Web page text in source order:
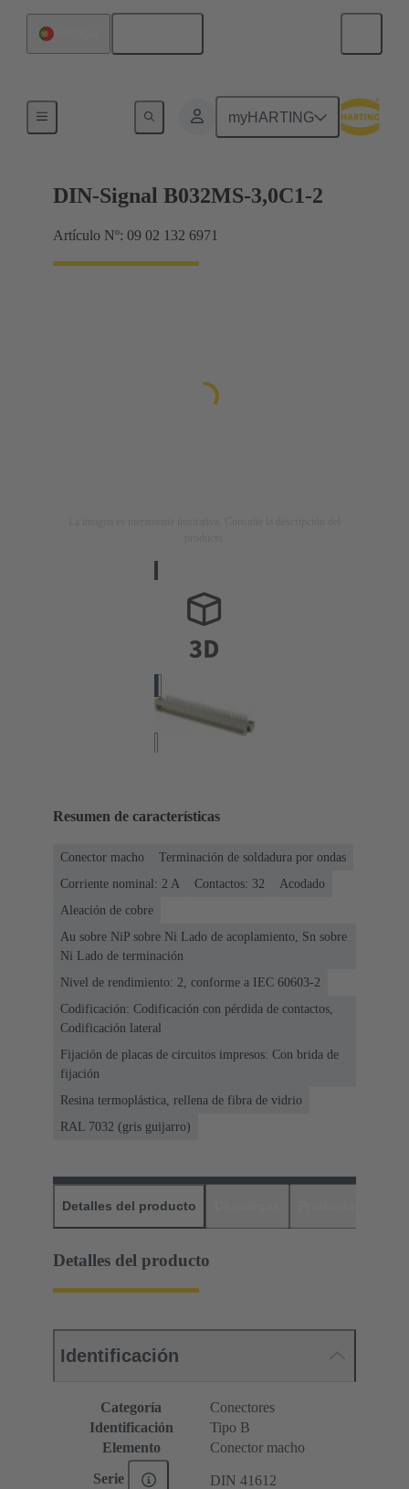
myHARTING
Terminación de placa madre a tarjeta hija
DIN-Signal B032MS-3,0C1-2
Artículo Nº: 09 02 132 6971
Resumen de características
Conector macho
Terminación de soldadura por ondas
Corriente nominal: ‌2 A
Contactos: 32
Acodado
Aleación de cobre
Au sobre NiP sobre Ni Lado de acoplamiento, Sn sobre
Ni Lado de terminación
Nivel de rendimiento: 2, conforme a IEC 60603-2
Codificación: Codificación con pérdida de contactos,
Codificación lateral
Fijación de placas de circuitos impresos: Con brida de
fijación
Resina termoplástica, rellena de fibra de vidrio
RAL 7032 (gris guijarro)
Detalles del producto
Detalles del producto
Identificación
Categoría
Conectores
Identificación
Tipo B
Elemento
Conector macho
Serie DIN 41612